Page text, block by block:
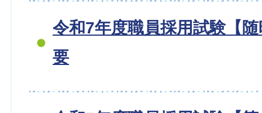
令和7年度職員採用試験【
要